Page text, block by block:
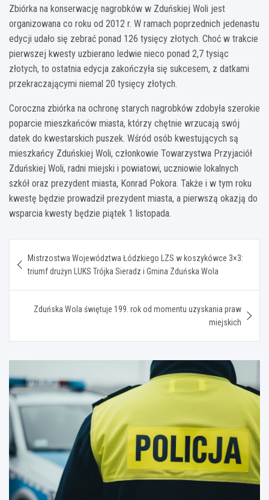
Zbiórka na konserwację nagrobków w Zduńskiej Woli jest
organizowana co roku od 2012 r. W ramach poprzednich jedenastu
edycji udało się zebrać ponad 126 tysięcy złotych. Choć w trakcie
pierwszej kwesty uzbierano ledwie nieco ponad 2,7 tysiąc
złotych, to ostatnia edycja zakończyła się sukcesem, z datkami
przekraczającymi niemal 20 tysięcy złotych.
Coroczna zbiórka na ochronę starych nagrobków zdobyła szerokie
poparcie mieszkańców miasta, którzy chętnie wrzucają swój
datek do kwestarskich puszek. Wśród osób kwestujących są
mieszkańcy Zduńskiej Woli, członkowie Towarzystwa Przyjaciół
Zduńskiej Woli, radni miejski i powiatowi, uczniowie lokalnych
szkół oraz prezydent miasta, Konrad Pokora. Także i w tym roku
kwestę będzie prowadził prezydent miasta, a pierwszą okazją do
wsparcia kwesty będzie piątek 1 listopada.
wpisu
Mistrzostwa Województwa Łódzkiego LZS w koszykówce 3×3:
triumf drużyn LUKS Trójka Sieradz i Gmina Zduńska Wola
Zduńska Wola świętuje 199. rok od momentu uzyskania praw
miejskich